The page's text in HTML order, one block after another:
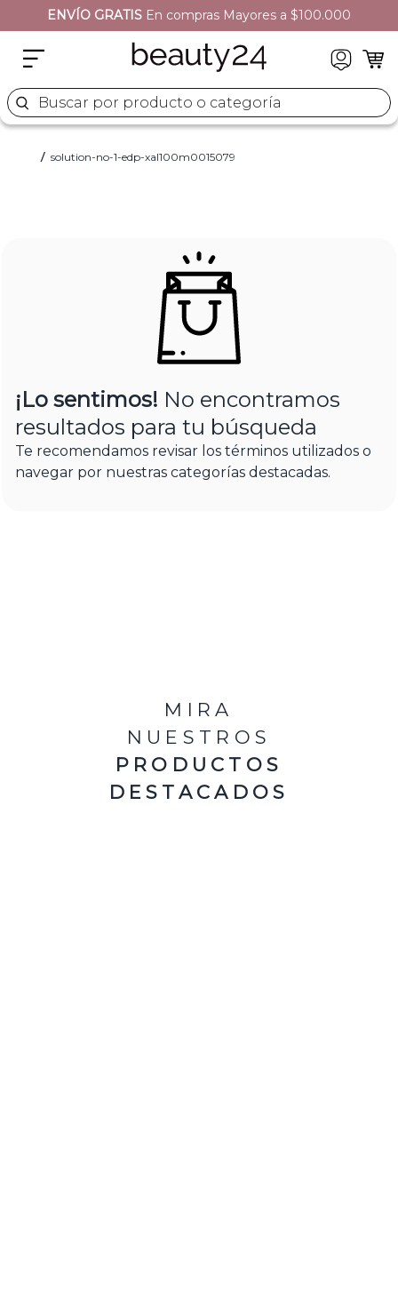
ENVÍO GRATIS En compras Mayores a $100.000
Buscar por producto o categoría
solution-no-1-edp-xal100m0015079
¡Lo sentimos! No encontramos
resultados para tu búsqueda
Te recomendamos revisar los términos utilizados o
navegar por nuestras categorías destacadas.
MIRA
NUESTROS
PRODUCTOS
DESTACADOS